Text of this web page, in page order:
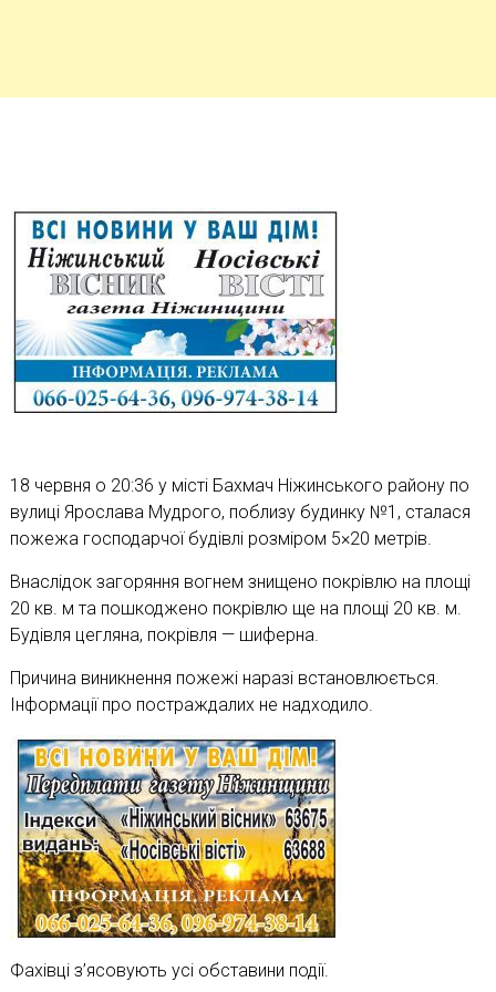
18 червня о 20:36 у місті Бахмач Ніжинського району по
вулиці Ярослава Мудрого, поблизу будинку №1, сталася
пожежа господарчої будівлі розміром 5×20 метрів.
Внаслідок загоряння вогнем знищено покрівлю на площі
20 кв. м та пошкоджено покрівлю ще на площі 20 кв. м.
Будівля цегляна, покрівля — шиферна.
Причина виникнення пожежі наразі встановлюється.
Інформації про постраждалих не надходило.
Фахівці з’ясовують усі обставини події.